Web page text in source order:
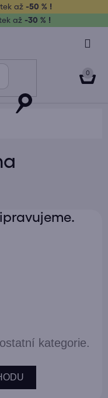
až-50 % !
až -30 % !
kategorie.